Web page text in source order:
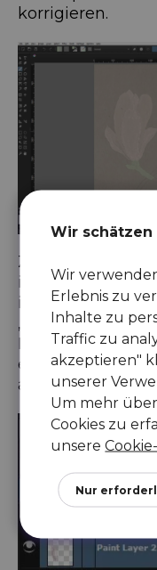
korrigieren.
Zum Schluss
inklusive der
ich beginnen
Blätter in einem
einzufärben.
allen Ebenen
Wir schätzen
Wir
Erlebnis zu
Inhalte zu
Traffic zu
akzeptieren"
unserer
Um mehr
Cookies zu
unsere
Nur